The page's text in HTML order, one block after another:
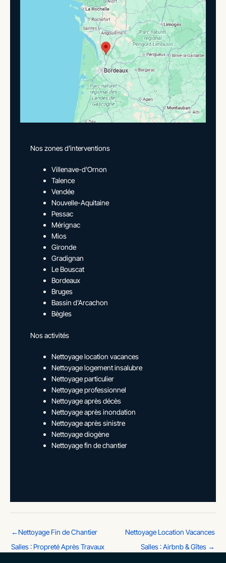
Nos zones d’interventions
Villenave-d'Ornon
Talence
Vendée
Nouvelle-Aquitaine
Pessac
Mérignac
Mios
Gironde
Gradignan
Le Bouscat
Bordeaux
Bruges
Bassin d'Arcachon
Bègles
Nos activités
Nettoyage location vacances
Nettoyage logement insalubre
Nettoyage particulier
Nettoyage professionnel
Nettoyage après décès
Nettoyage après inondation
Nettoyage après sinistre
Nettoyage diogène
Nettoyage fin de chantier
←Nettoyage Fin de Chantier
Salles : Propreté Après Travaux
Nettoyage Location Vacances
Salles : Airbnb & Gîtes →